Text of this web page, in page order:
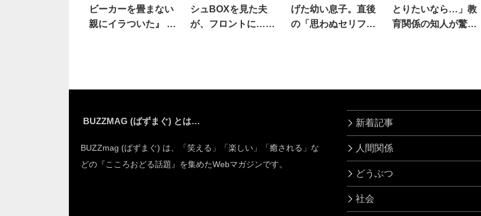
ビーカーを畳まない
親にイラついた』 怒
シュBOXを見た夫
が、フロントに…思
げた幼い息子。直後
の「思わぬセリフ」
とりたいなら…」教
育関係の知人が驚き
BUZZMAG (ばずまぐ) とは…
BUZZmag (ばずまぐ) は、「笑える」「楽しい」「癒される」な
どの『こころおどる話題』を集めたWebマガジンです。
新着記事
人間関係
どうぶつ
社会